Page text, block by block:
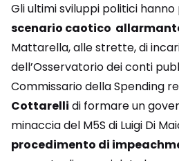
Gli ultimi sviluppi politici
scenario caotico
Mattarella, alle strette, di
dell’Osservatorio dei conti
Commissario della Spending
Cottarelli di formare un
minaccia del M5S di Luigi Di
procedimento di